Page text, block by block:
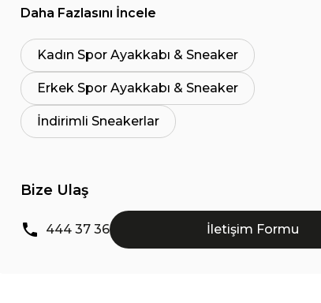
Daha Fazlasını İncele
Kadın Spor Ayakkabı & Sneaker
Erkek Spor Ayakkabı & Sneaker
İndirimli Sneakerlar
Bize Ulaş
444 37 36 İletişim Formu